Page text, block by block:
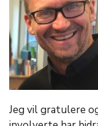
Jeg vil gratulere